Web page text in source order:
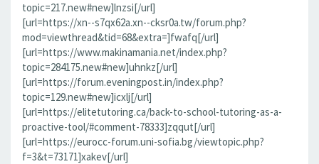
topic=217.new#new]lnzsi[/url]
[url=https://xn--s7qx62a.xn--cksr0a.tw/forum.php?
mod=viewthread&tid=68&extra=]fwafq[/url]
[url=https://www.makinamania.net/index.php?
topic=284175.new#new]uhnkz[/url]
[url=https://forum.eveningpost.in/index.php?
topic=129.new#new]icxlj[/url]
[url=https://elitetutoring.ca/back-to-school-tutoring-as-a-
proactive-tool/#comment-78333]zqqut[/url]
[url=https://eurocc-forum.uni-sofia.bg/viewtopic.php?
f=3&t=73171]xakev[/url]